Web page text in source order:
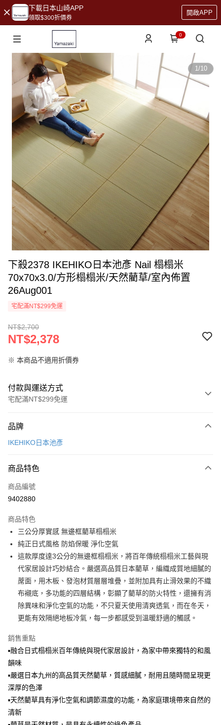
下載日本山崎APP
領取$300折價券
開啟APP
0
1/10
下殺2378 IKEHIKO日本池彥 Nail 榻榻米
70x70x3.0/方形榻榻米/天然藺草/室內佈置
26Aug001
宅配滿NT$299免運
NT$2,700
NT$2,378
※ 本商品不適用折價券
付款與運送方式
宅配滿NT$299免運
信用卡一次付款
Apple Pay
悠遊付
全盈+PAY
大哥付你分期
相關說明
【大哥付你分期使用說明】
1.本服務由台灣大哥大提供，台灣大哥大用戶可立即使用無須另外申請。
2.付款方式選擇「大哥付你分期」，訂單成立後會自動跳轉到大哥付的交易
流程，驗證手機門號後，選擇欲分期的期數、繳款截止日，確認付款後即完
成交易。
3.實際核准額度、可分期數及費用金額請依後續交易確認頁面所載為準。
4.訂單成立30分鐘內，如未前往確認交易或遇審核未通過，訂單將自動取
法說明評估內容。
1.分期款項不併入電信帳單，「大哥付你分期」於每月結算日後寄送繳費提
醒簡訊。
2.透過簡訊連結打開帳單後，可選擇「超商條碼／台灣大直營門市／銀行轉
帳／街口支付／iPASS MONEY」等通路繳費。
【注意事項】
1.本服務係由「台灣大哥大股份有限公司」（以下簡稱本公司）所提供，讓
用戶於交易時，得透過本服務購買商品或服務，並由商店將買賣／分期付款
ATM付款
運送方式
宅配【父親節大回饋】限時$299免運
品牌
IKEHIKO日本池彥
商品特色
商品編號
9402880
商品特色
三公分厚實感 無邊框藺草榻榻米
純正日式風格 防焰保暖 淨化空氣
這款厚度達3公分的無邊框榻榻米，將百年傳統榻榻米工藝與現
代家居設計巧妙結合。嚴選高品質日本藺草，編織成質地細膩的
蓆面，用木板、發泡材質層層堆疊，並附加具有止滑效果的不織
布襯底，多功能的四層結構，彰顯了藺草的防火特性，還擁有消
除異味和淨化空氣的功能，不只夏天使用清爽透氣，而在冬天，
更能有效隔絕地板冷氣，每一步都感受到溫暖舒適的觸感。
銷售重點
▪融合日式榻榻米百年傳統與現代家居設計，為家中帶來獨特的和風
韻味
▪嚴選日本九州的高品質天然藺草，質感細膩，耐用且隨時間呈現更
深厚的色澤
▪天然藺草具有淨化空氣和調節濕度的功能，為家庭環境帶來自然的
清新